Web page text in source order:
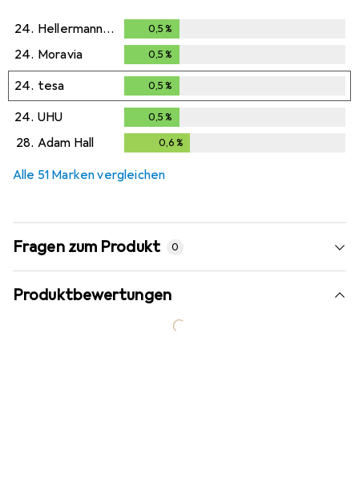
24. HellermannTyton 0,5 %
24. Moravia 0,5 %
24. tesa 0,5 %
24. UHU 0,5 %
28. Adam Hall 0,6 %
Alle 51 Marken vergleichen
Fragen zum Produkt 0
Produktbewertungen